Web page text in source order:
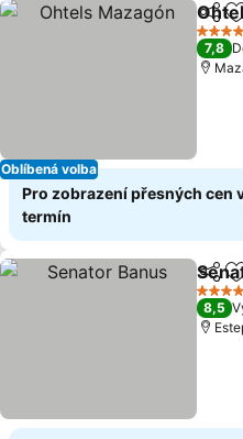
Oblíbená volba
Sdílet
4
7,8
Pro zobrazení přesných cen
termín
Sdílet
5
8,5